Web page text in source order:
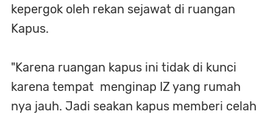
kepergok oleh rekan sejawat di ruangan
Kapus.
"Karena ruangan kapus ini tidak di kunci
karena tempat menginap IZ yang rumah
nya jauh. Jadi seakan kapus memberi celah